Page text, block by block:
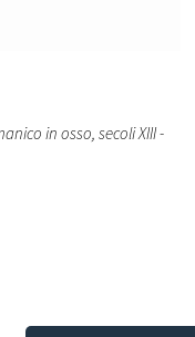
in osso, secoli XIII -